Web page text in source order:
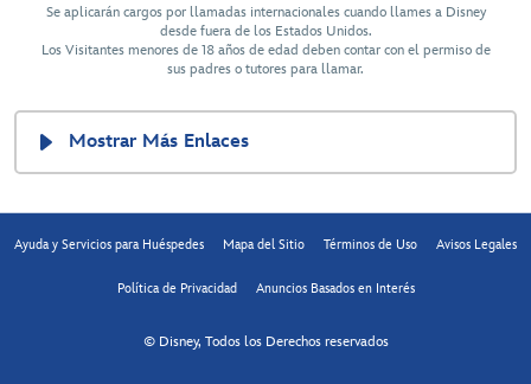
Se aplicarán cargos por llamadas internacionales cuando llames a Disney
desde fuera de los Estados Unidos.
Los Visitantes menores de 18 años de edad deben contar con el permiso de
sus padres o tutores para llamar.
Mostrar Más Enlaces
Ayuda y Servicios para Huéspedes Mapa del Sitio Términos de Uso Avisos Legales
Política de Privacidad Anuncios Basados en Interés
© Disney, Todos los Derechos reservados